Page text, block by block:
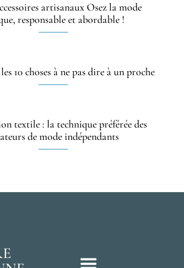
artisanaux Osez la mode
responsable et abordable !
10 choses à ne pas dire à un proche
textile : la technique préférée des
de mode indépendants